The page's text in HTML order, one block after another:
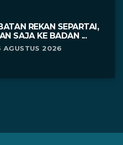
REKAN SEPARTAI,
SAJA KE BADAN ...
AGUSTUS 2026